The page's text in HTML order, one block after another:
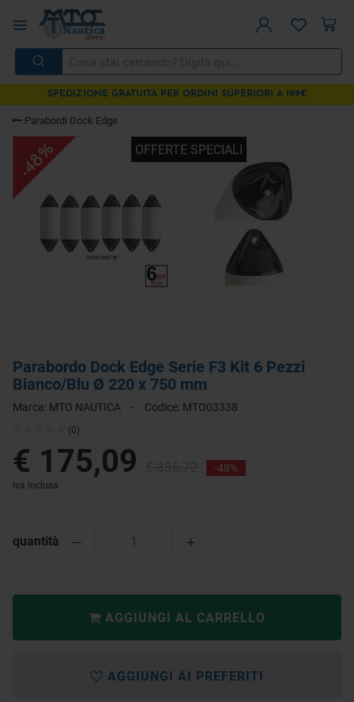
SPEDIZIONE GRATUITA PER ORDINI SUPERIORI A 199€
Parabordi Dock Edge
OFFERTE SPECIALI
-48%
Parabordo Dock Edge Serie F3 Kit 6 Pezzi
Bianco/Blu Ø 220 x 750 mm
Marca: MTO NAUTICA - Codice: MTO03338
(0)
€ 175,09 -48%
iva inclusa
quantità
AGGIUNGI AL CARRELLO
AGGIUNGI AI PREFERITI